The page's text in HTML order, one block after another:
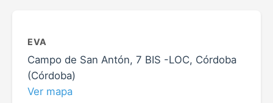
EVA
Campo de San Antón, 7 BIS -LOC, Córdoba
(Córdoba)
Ver mapa